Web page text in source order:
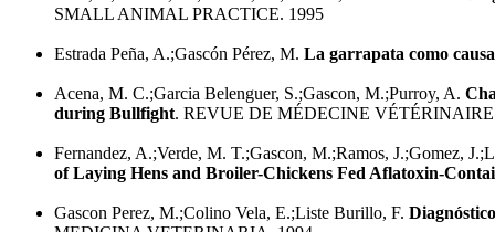
SMALL ANIMAL PRACTICE. 1995
Estrada Peña, A.;Gascón Pérez, M. La garrapata como
Acena, M. C.;Garcia Belenguer, S.;Gascon, M.;Purroy, A.
during Bullfight. REVUE DE MÉDECINE
Fernandez, A.;Verde, M. T.;Gascon, M.;Ramos, J.;Gomez,
of Laying Hens and Broiler-Chickens Fed Aflatoxin-
Gascon Perez, M.;Colino Vela, E.;Liste Burillo, F.